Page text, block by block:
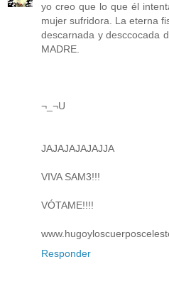
yo creo que lo que él
mujer sufridora. La eterna
descarnada y desccocada
MADRE.
¬_¬U
JAJAJAJAJAJJA
VIVA SAM3!!!
VÓTAME!!!!
Responder